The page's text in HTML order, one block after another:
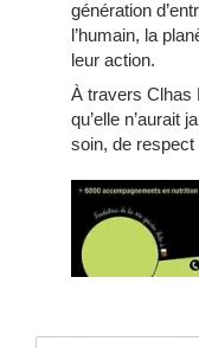
génération
l’humain, la
leur action.
À travers Clhas
qu’elle n’aurait
soin, de respect